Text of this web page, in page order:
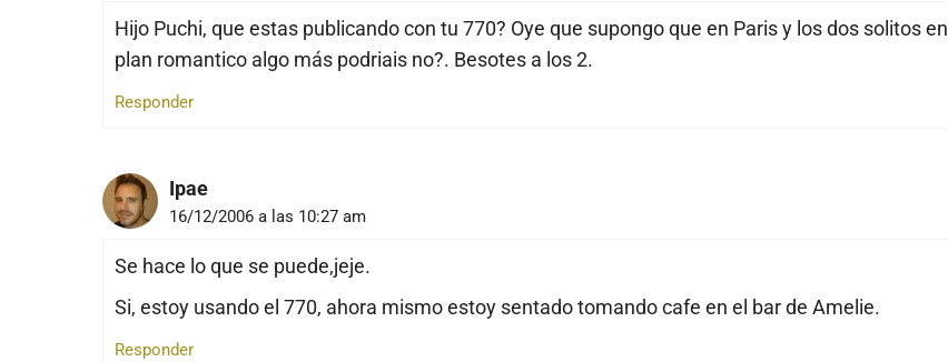
Hijo Puchi, que estas publicando con tu 770? Oye que supongo que en Paris y los dos solitos en
plan romantico algo más podriais no?. Besotes a los 2.
Responder
Ipae
16/12/2006 a las 10:27 am
Se hace lo que se puede,jeje.
Si, estoy usando el 770, ahora mismo estoy sentado tomando cafe en el bar de Amelie.
Responder